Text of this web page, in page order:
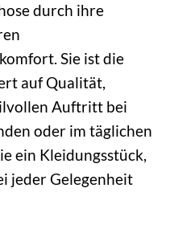
durch ihre
Sie ist die
auf Qualität,
Auftritt bei
oder im täglichen
ein Kleidungsstück,
jeder Gelegenheit